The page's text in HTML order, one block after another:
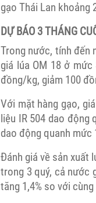
gạo Thái Lan khoảng
DỰ BÁO 3 THÁNG
Trong nước, tính đến
giá lúa OM 18 ở
đồng/kg, giảm 100
Với mặt hàng gạo,
liệu IR 504 dao động
dao động quanh mức
Đánh giá về sản xuất
trong 3 quý, cả nước
tăng 1,4% so với